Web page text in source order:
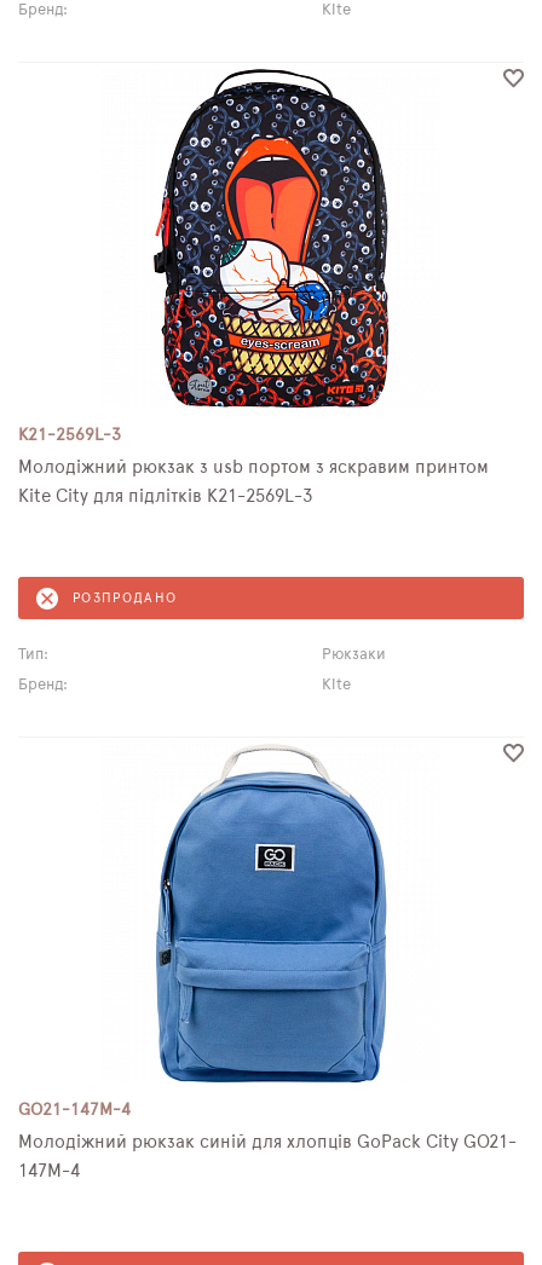
Бренд: Kite
K21-2569L-3
Молодіжний рюкзак з usb портом з яскравим принтом
Kite City для підлітків K21-2569L-3
РОЗПРОДАНО
Тип:
Рюкзаки
Бренд:
Kite
GO21-147M-4
Молодіжний рюкзак синій для хлопців GoPack City GO21-
147M-4